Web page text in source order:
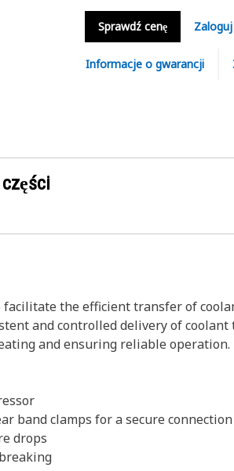
Sprawdź cenę
Informacje o gwarancji
facilitate the efficient transfer of
and controlled delivery of
and ensuring reliable operation.
band clamps for a secure connection
drops